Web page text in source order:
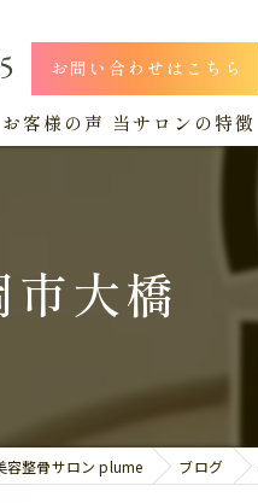
お問い合わせはこちら
お客様の声 当サロンの特徴
肩こり
腰痛
大橋
容整骨サロン plume ブログ